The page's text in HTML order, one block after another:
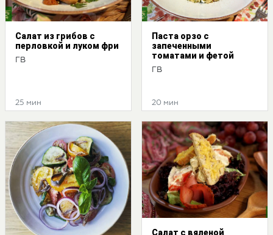
Салат из грибов с
перловкой и луком фри
ГВ
25 мин
Паста орзо с
запеченными
томатами и фетой
ГВ
20 мин
Салат с вяленой